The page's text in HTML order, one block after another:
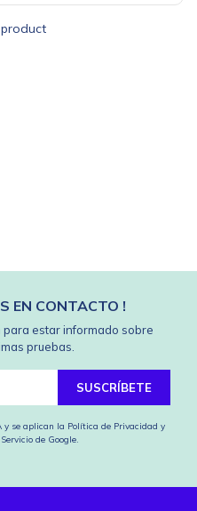
EN CONTACTO !
estar informado sobre
pruebas.
SUSCRÍBETE
y se aplican la Política de Privacidad y
de Google.